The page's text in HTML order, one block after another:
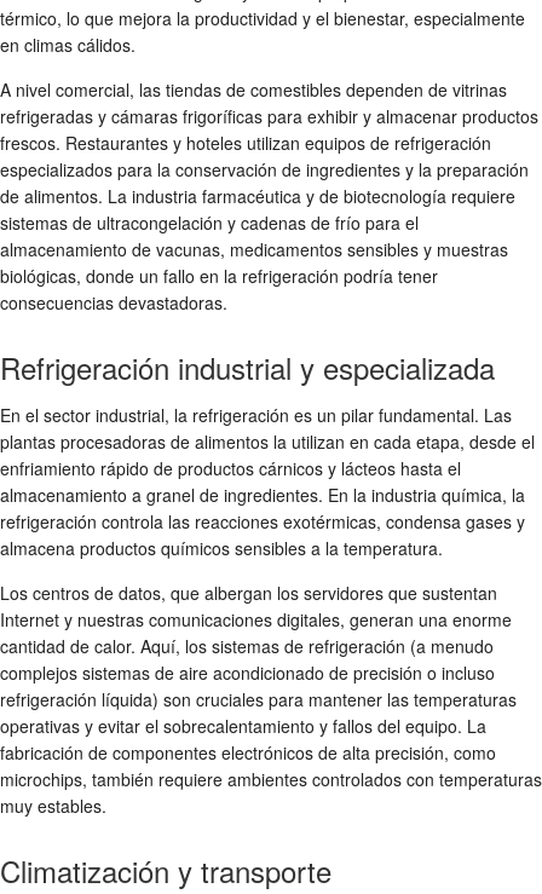
térmico, lo que mejora la productividad y el bienestar, especialmente
en climas cálidos.
A nivel comercial, las tiendas de comestibles dependen de vitrinas
refrigeradas y cámaras frigoríficas para exhibir y almacenar productos
frescos. Restaurantes y hoteles utilizan equipos de refrigeración
especializados para la conservación de ingredientes y la preparación
de alimentos. La industria farmacéutica y de biotecnología requiere
sistemas de ultracongelación y cadenas de frío para el
almacenamiento de vacunas, medicamentos sensibles y muestras
biológicas, donde un fallo en la refrigeración podría tener
consecuencias devastadoras.
Refrigeración industrial y especializada
En el sector industrial, la refrigeración es un pilar fundamental. Las
plantas procesadoras de alimentos la utilizan en cada etapa, desde el
enfriamiento rápido de productos cárnicos y lácteos hasta el
almacenamiento a granel de ingredientes. En la industria química, la
refrigeración controla las reacciones exotérmicas, condensa gases y
almacena productos químicos sensibles a la temperatura.
Los centros de datos, que albergan los servidores que sustentan
Internet y nuestras comunicaciones digitales, generan una enorme
cantidad de calor. Aquí, los sistemas de refrigeración (a menudo
complejos sistemas de aire acondicionado de precisión o incluso
refrigeración líquida) son cruciales para mantener las temperaturas
operativas y evitar el sobrecalentamiento y fallos del equipo. La
fabricación de componentes electrónicos de alta precisión, como
microchips, también requiere ambientes controlados con temperaturas
muy estables.
Climatización y transporte